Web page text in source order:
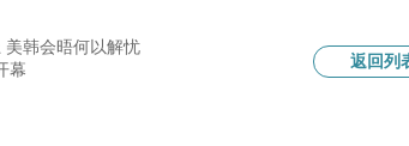
返回列
韩会晤何以解忧
幕